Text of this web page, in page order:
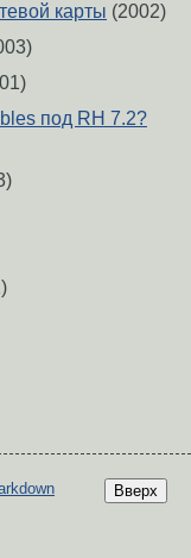
карты (2002)
под RH 7.2?
Вверх